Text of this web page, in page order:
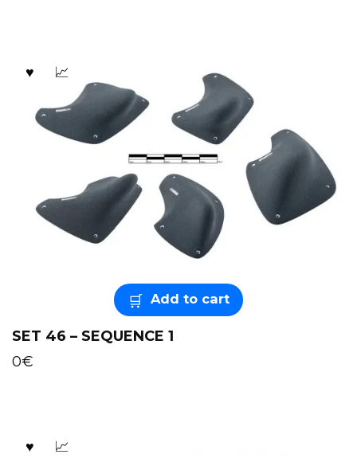
Add to cart
SET 46 – SEQUENCE 1
0€